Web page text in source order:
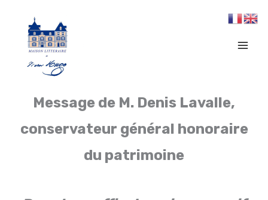
contenu
Message de M. Denis Lavalle,
conservateur général honoraire
du patrimoine